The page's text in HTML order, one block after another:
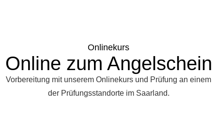
Onlinekurs
Online zum Angelschein
Vorbereitung mit unserem Onlinekurs und Prüfung an einem
der Prüfungsstandorte im Saarland.